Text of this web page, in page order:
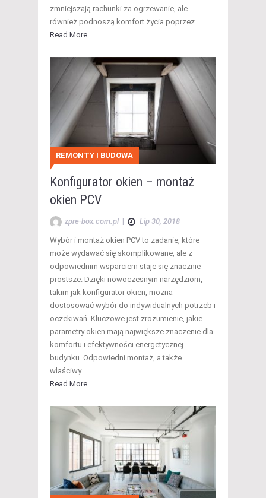
zmniejszają rachunki za ogrzewanie, ale
również podnoszą komfort życia poprzez…
Read More
REMONTY I BUDOWA
Konfigurator okien – montaż
okien PCV
zpre-box.com.pl | Lip 30, 2018
Wybór i montaż okien PCV to zadanie, które
może wydawać się skomplikowane, ale z
odpowiednim wsparciem staje się znacznie
prostsze. Dzięki nowoczesnym narzędziom,
takim jak konfigurator okien, można
dostosować wybór do indywidualnych potrzeb i
oczekiwań. Kluczowe jest zrozumienie, jakie
parametry okien mają największe znaczenie dla
komfortu i efektywności energetycznej
budynku. Odpowiedni montaż, a także
właściwy…
Read More